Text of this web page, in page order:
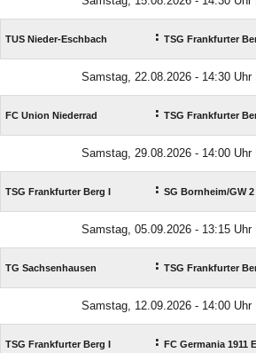
TUS Nieder-Eschbach : TSG Frankfurter
Samstag, 22.08.2026 - 14:30 Uhr
FC Union Niederrad : TSG Frankfurter
Samstag, 29.08.2026 - 14:00 Uhr
TSG Frankfurter Berg I : SG Bornheim/​GW 2
Samstag, 05.09.2026 - 13:15 Uhr
TG Sachsenhausen : TSG Frankfurter
Samstag, 12.09.2026 - 14:00 Uhr
TSG Frankfurter Berg I : FC Germania 1911